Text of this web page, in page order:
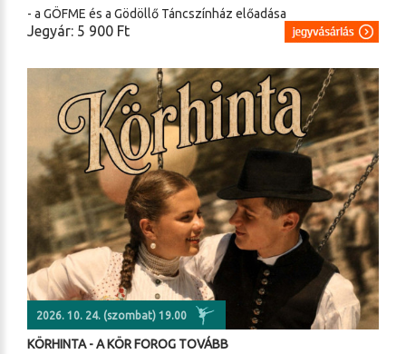
- a GÖFME és a Gödöllő Táncszínház előadása
Jegyár: 5 900 Ft
2026. 10. 24. (szombat) 19.00
KÖRHINTA - A KÖR FOROG TOVÁBB